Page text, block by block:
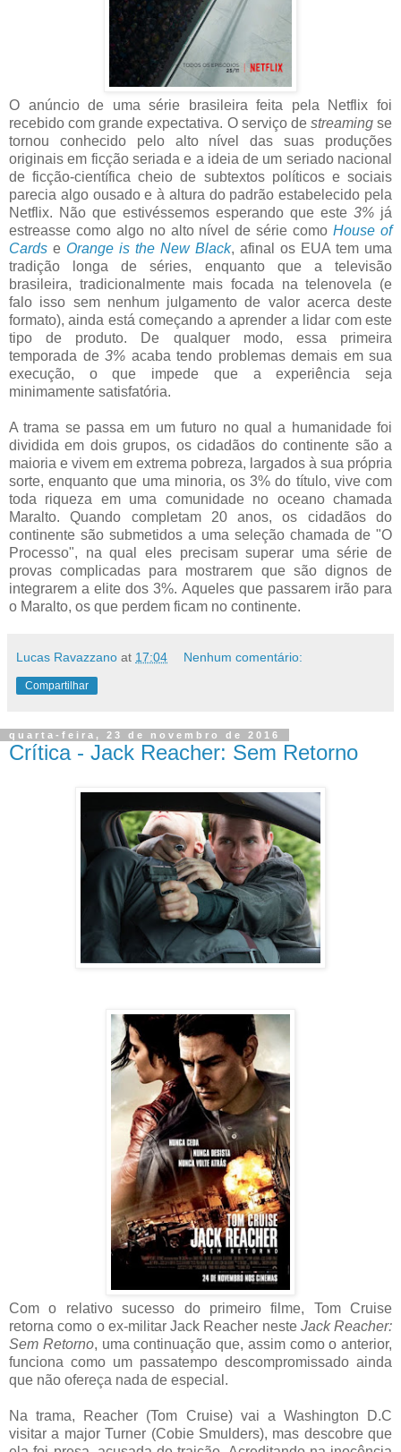
O anúncio de uma série brasileira feita pela Netflix foi
recebido com grande expectativa. O serviço de streamingse
tornou conhecido pelo alto nível das suas produções
originais em ficção seriada e a ideia de um seriado nacional
de ficção-científica cheio de subtextos políticos e sociais
parecia algo ousado e à altura do padrão estabelecido pela
Netflix. Não que estivéssemos esperando que este 3% já
estreasse como algo no alto nível de série comoHouse of
Cards e Orange is the New Black, afinal os EUA tem uma
tradição longa de séries, enquanto que a televisão
brasileira, tradicionalmente mais focada na telenovela (e
falo isso sem nenhum julgamento de valor acerca deste
formato), ainda está começando a aprender a lidar com este
tipo de produto. De qualquer modo, essa primeira
temporada de 3% acaba tendo problemas demais em sua
execução, o que impede que a experiência seja
minimamente satisfatória.
A trama se passa em um futuro no qual a humanidade foi
dividida em dois grupos, os cidadãos do continente são a
maioria e vivem em extrema pobreza, largados à sua própria
sorte, enquanto que uma minoria, os 3% do título, vive com
toda riqueza em uma comunidade no oceano chamada
Maralto. Quando completam 20 anos, os cidadãos do
continente são submetidos a uma seleção chamada de "O
Processo", na qual eles precisam superar uma série de
provas complicadas para mostrarem que são dignos de
integrarem a elite dos 3%. Aqueles que passarem irão para
o Maralto, os que perdem ficam no continente.
Lucas Ravazzano at 17:04 Nenhum comentário:
Compartilhar
quarta-feira, 23 de novembro de 2016
Crítica - Jack Reacher: Sem Retorno
Com o relativo sucesso do primeiro filme, Tom Cruise
retorna como o ex-militar Jack Reacher neste Jack Reacher:
Sem Retorno, uma continuação que, assim como o anterior,
funciona como um passatempo descompromissado ainda
que não ofereça nada de especial.
Na trama, Reacher (Tom Cruise) vai a Washington D.C
visitar a major Turner (Cobie Smulders), mas descobre que